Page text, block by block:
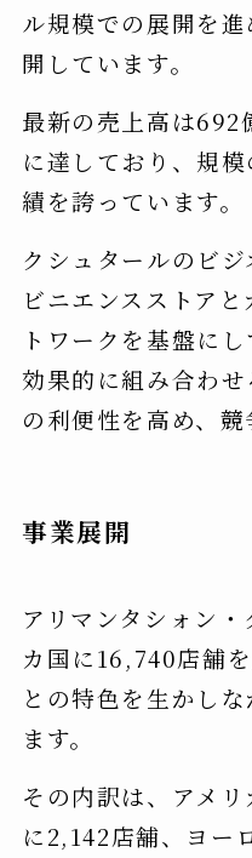
ル規模での展開を
開しています。
最新の売上高は692
に達しており、規
績を誇っています。
クシュタールのビ
ビニエンスストア
トワークを基盤に
効果的に組み合わ
の利便性を高め、競
事業展開
アリマンタシォン
カ国に16,740店舗
との特色を生かし
ます。
その内訳は、アメ
に2,142店舗、ヨー